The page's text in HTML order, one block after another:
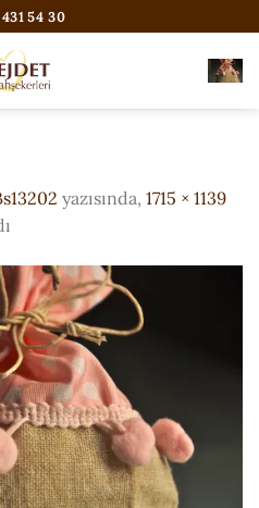
54 30
yazısında, 1715 × 1139